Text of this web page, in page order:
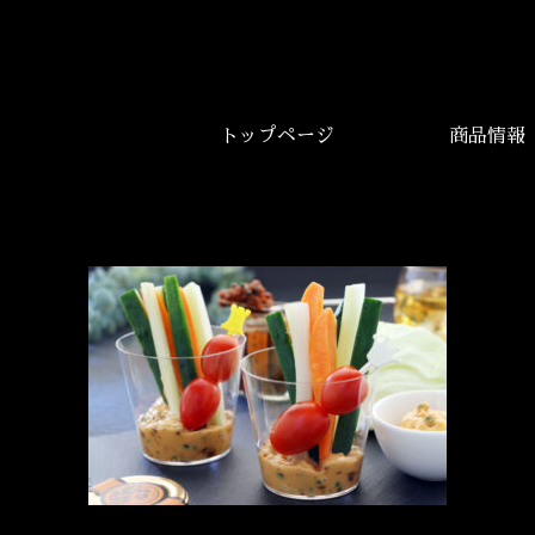
トップページ 商品情報